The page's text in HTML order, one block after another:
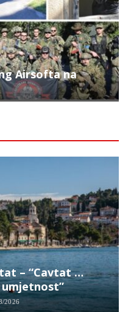
Airsofta na
– “Cavtat …
2026